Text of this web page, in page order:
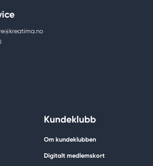
Kundeklubb
Om kundeklubben
Digitalt medlemskort